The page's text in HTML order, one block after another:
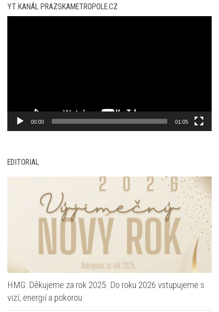
YT KANÁL PRAZSKAMETROPOLE.CZ
00:00 01:05
EDITORIAL
HMG: Děkujeme za rok 2025. Do roku 2026 vstupujeme s
vizí, energií a pokorou